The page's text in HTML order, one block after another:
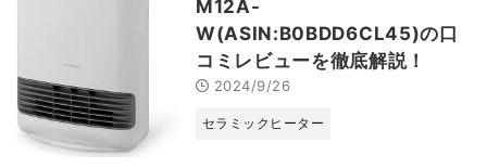
M12A-
W(ASIN:B0BDD6CL45)の口
コミレビューを徹底解説！
2024/9/26
セラミックヒーター